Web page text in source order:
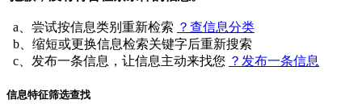
a、尝试按信息类别重新检索 ？查信息分类
b、缩短或更换信息检索关键字后重新搜索
c、发布一条信息，让信息主动来找您 ？发布一条信息
信息特征筛选查找